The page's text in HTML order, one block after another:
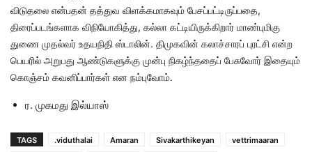
விடுதலை என்பதன் தத்துவ விளக்கமாகவும் பேசப்பட்டிருப்பதை,
திரைப்படங்களாக விநியோகித்து, கல்லா கட்டியிருக்கிறார் மாண்புமிகு
துணை முதல்வர் உதயநிதி ஸ்டாலின். திமுகவின் கலாச்சாரப் புரட்சி என்ற
பெயரில் அறுபது ஆண்டுகளுக்கு முன்பு நிகழ்ந்ததைப் பேசுவோர் இதையும்
கொஞ்சம் கவனிப்பார்கள் என நம்புவோம்.
ர. முகமது இல்யாஸ்
TAGS .viduthalai Amaran Sivakarthikeyan
vettrimaaran